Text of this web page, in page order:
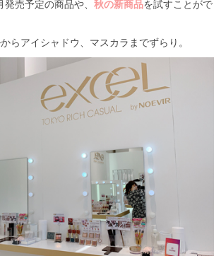
発売予定の商品や、 秋の新商品を試すことがで
らアイシャドウ、マスカラまでずらり。